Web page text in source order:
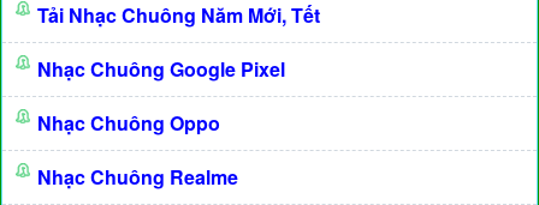
Tải Nhạc Chuông Năm Mới, Tết
Nhạc Chuông Google Pixel
Nhạc Chuông Oppo
Nhạc Chuông Realme